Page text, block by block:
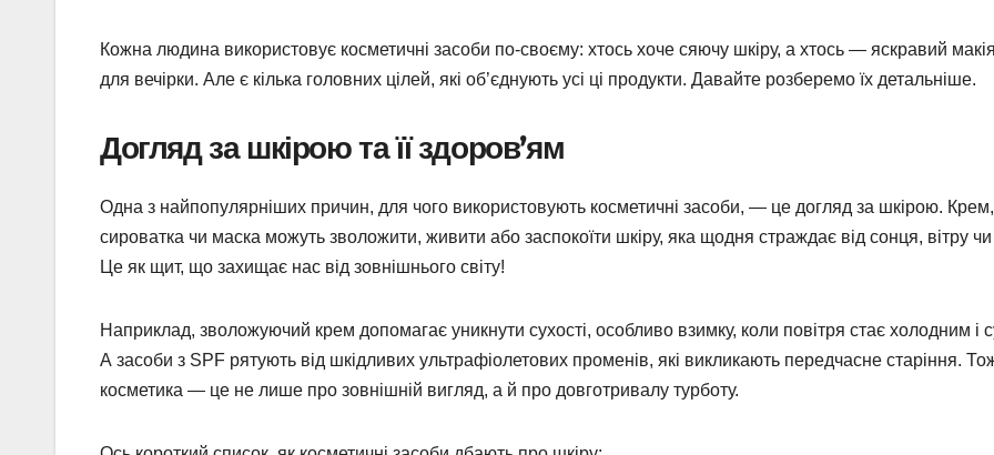
Кожна людина використовує косметичні засоби по-своєму: хтось хоче сяючу шкіру, а хтось — яскравий
для вечірки. Але є кілька головних цілей, які об’єднують усі ці продукти. Давайте розберемо їх детальніше.
Догляд за шкірою та її здоров’ям
Одна з найпопулярніших причин, для чого використовують косметичні засоби, — це догляд за шкірою. Крем,
сироватка чи маска можуть зволожити, живити або заспокоїти шкіру, яка щодня страждає від сонця, вітру чи
Це як щит, що захищає нас від зовнішнього світу!
Наприклад, зволожуючий крем допомагає уникнути сухості, особливо взимку, коли повітря стає холодним і
А засоби з SPF рятують від шкідливих ультрафіолетових променів, які викликають передчасне старіння.
косметика — це не лише про зовнішній вигляд, а й про довготривалу турботу.